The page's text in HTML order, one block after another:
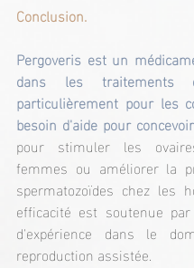
Conclusion.
Pergoveris est un
dans les traitements
particulièrement pour les
besoin d'aide pour
pour stimuler les
femmes ou améliorer la
spermatozoïdes chez les
efficacité est soutenue
d'expérience dans le
reproduction assistée.